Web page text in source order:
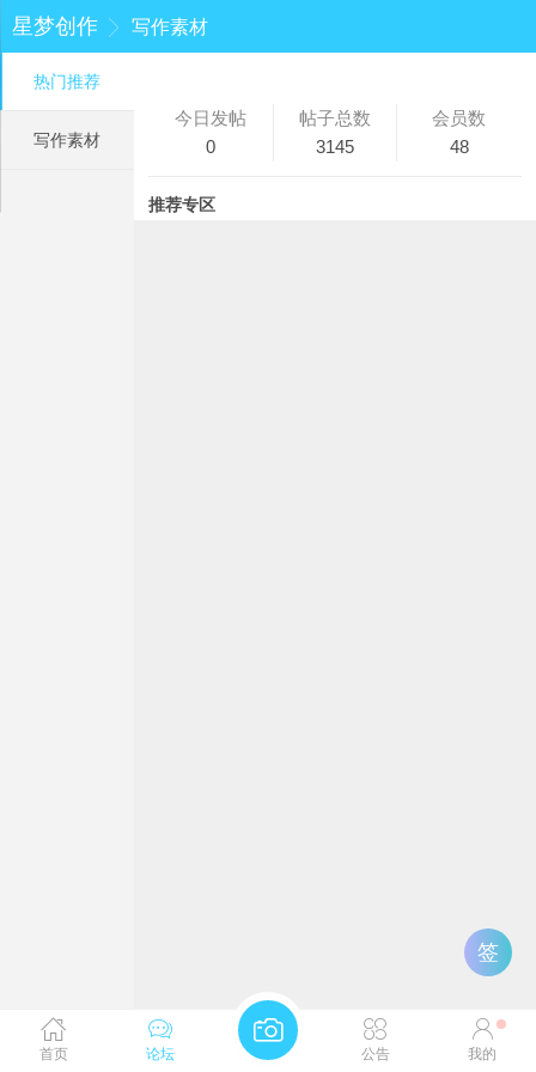
星梦创作 写作素材
签
首页 论坛 公告 我的
热门推荐
写作素材
今日发帖
0
帖子总数
3145
会员数
48
推荐专区